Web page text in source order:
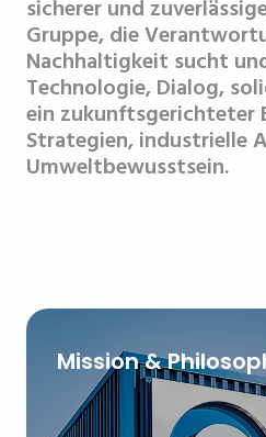
sicherer und
Gruppe, die
Nachhaltigkeit sucht
Technologie, Dialog,
ein zukunftsgerichteter
Strategien, industrielle
Umweltbewusstsein.
Mission &